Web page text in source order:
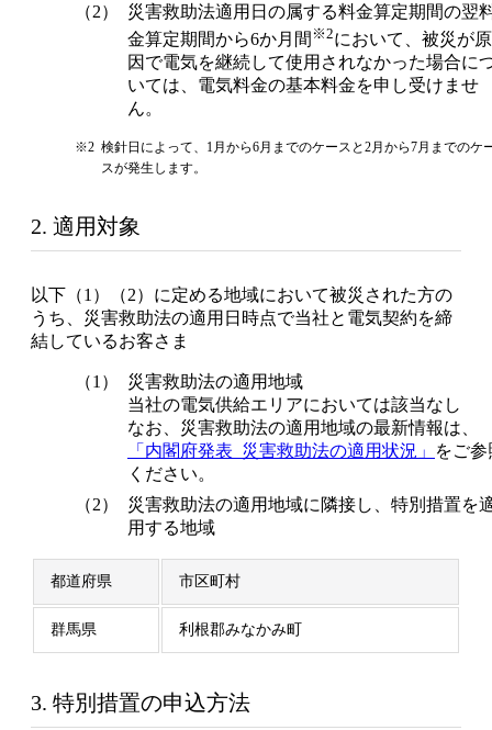
（2）
災害救助法適用日の属する料金算定期間の翌
金算定期間から6か月間 ※2において、被災が原
因で電気を継続して使用されなかった場合に
いては、電気料金の基本料金を申し受けませ
ん。
※2 検針日によって、1月から6月までのケースと2月から7月までのケ
スが発生します。
2. 適用対象
以下（1）（2）に定める地域において被災された方の
うち、災害救助法の適用日時点で当社と電気契約を締
結しているお客さま
（1）
災害救助法の適用地域
当社の電気供給エリアにおいては該当なし
なお、災害救助法の適用地域の最新情報は、
「内閣府発表_災害救助法の適用状況」
をご参
ください。
（2）
災害救助法の適用地域に隣接し、特別措置を
用する地域
都道府県 市区町村
群馬県 利根郡みなかみ町
3. 特別措置の申込方法